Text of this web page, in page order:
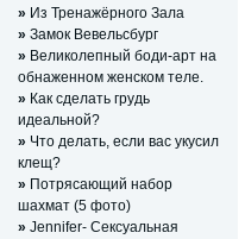
» Из Тренажёрного Зала
» Замок Вевельсбург
» Великолепный боди-арт на
обнаженном женском теле.
» Как сделать грудь
идеальной?
» Что делать, если вас укусил
клещ?
» Потрясающий набор
шахмат (5 фото)
» Jennifer- Сексуальная